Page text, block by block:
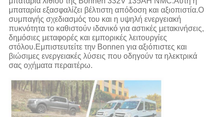
μπαταρία εξασφαλίζει βέλτιστη απόδοση και αξιοπιστία.Ο
συμπαγής σχεδιασμός του και η υψηλή ενεργειακή
πυκνότητα το καθιστούν ιδανικό για αστικές μετακινήσεις,
δημόσιες μεταφορές και εμπορικές λειτουργίες
στόλου.Εμπιστευτείτε την Bonnen για αξιόπιστες και
βιώσιμες ενεργειακές λύσεις που οδηγούν τα ηλεκτρικά
σας οχήματα περαιτέρω.